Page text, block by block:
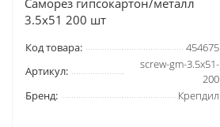
Саморез гипсокартон/металл
3.5х51 200 шт
Код товара:
454675
Артикул:
screw-gm-3.5x51-
200
Бренд:
Крепдил